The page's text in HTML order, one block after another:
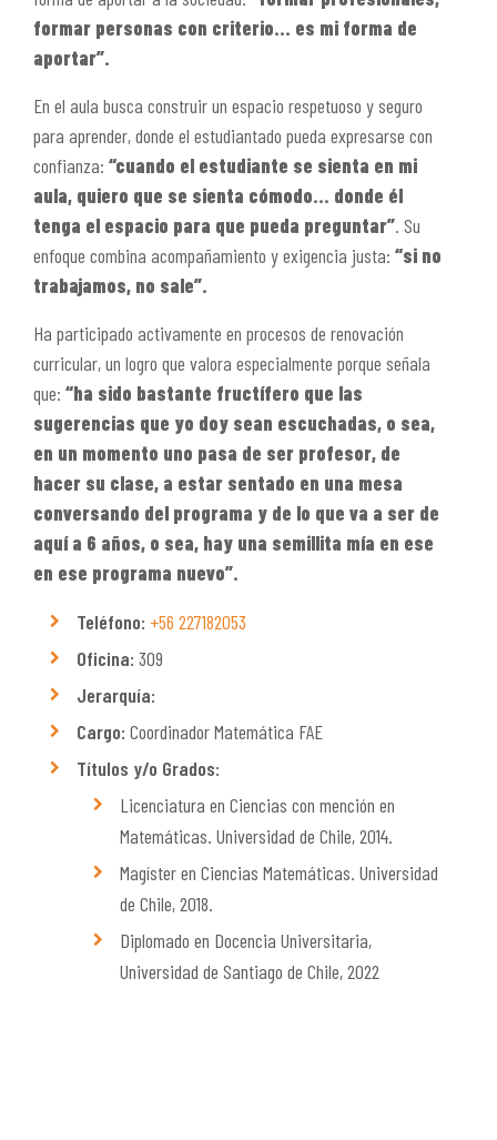
formar personas con criterio… es mi forma de
aportar”.
En el aula busca construir un espacio respetuoso y seguro
para aprender, donde el estudiantado pueda expresarse con
confianza: “cuando el estudiante se sienta en mi
aula, quiero que se sienta cómodo… donde él
tenga el espacio para que pueda preguntar”. Su
enfoque combina acompañamiento y exigencia justa: “si no
trabajamos, no sale”.
Ha participado activamente en procesos de renovación
curricular, un logro que valora especialmente porque señala
que: “ha sido bastante fructífero que las
sugerencias que yo doy sean escuchadas, o sea,
en un momento uno pasa de ser profesor, de
hacer su clase, a estar sentado en una mesa
conversando del programa y de lo que va a ser de
aquí a 6 años, o sea, hay una semillita mía en ese
en ese programa nuevo”.
Teléfono: +56 227182053
Oficina: 309
Jerarquía:
Cargo: Coordinador Matemática FAE
Títulos y/o Grados:
Licenciatura en Ciencias con mención en
Matemáticas. Universidad de Chile, 2014.
Magíster en Ciencias Matemáticas. Universidad
de Chile, 2018.
Diplomado en Docencia Universitaria,
Universidad de Santiago de Chile, 2022